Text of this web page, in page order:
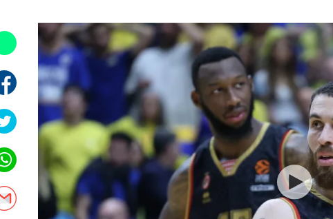
אביב
שבע
ליגה סינית
ליגה ברזילאית
ליגות נוספות